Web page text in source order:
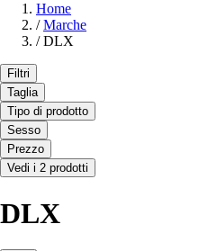
Home
/ Marche
/ DLX
Filtri
Taglia
Tipo di prodotto
Sesso
Prezzo
Vedi i 2 prodotti
DLX